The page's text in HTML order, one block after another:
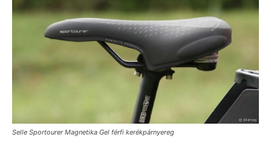
Selle Sportourer Magnetika Gel férfi kerékpárnyereg